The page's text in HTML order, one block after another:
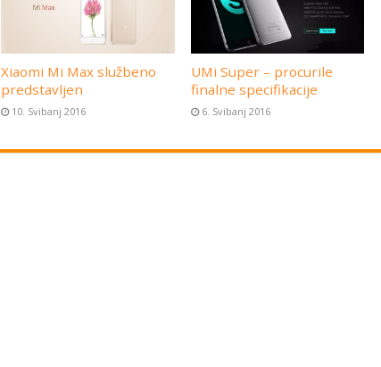
Xiaomi Mi Max službeno
predstavljen
10. Svibanj 2016
UMi Super – procurile
finalne specifikacije
6. Svibanj 2016